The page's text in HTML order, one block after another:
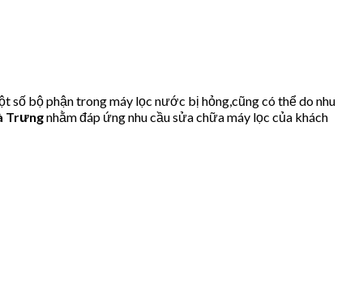
số bộ phận trong máy lọc nước bị hỏng,cũng có thể do nhu
Trưngnhằm đáp ứng nhu cầu sửa chữa máy lọc của khách